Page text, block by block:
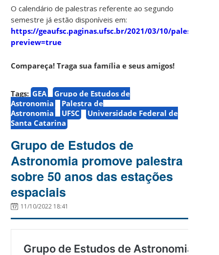
O calendário de palestras referente ao segundo
semestre já estão disponíveis em:
https://geaufsc.paginas.ufsc.br/2021/03/10/palestras/?
preview=true
Compareça! Traga sua família e seus amigos!
Tags: GEA
Grupo de Estudos de
Astronomia
Palestra de
Astronomia
UFSC
Universidade Federal de
Santa Catarina
Grupo de Estudos de
Astronomia promove palestra
sobre 50 anos das estações
espaciais
11/10/2022 18:41